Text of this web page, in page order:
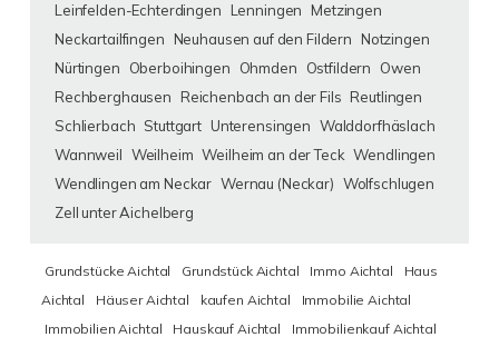
Leinfelden-Echterdingen
Lenningen
Metzingen
Neckartailfingen
Neuhausen auf den Fildern
Notzingen
Nürtingen
Oberboihingen Ohmden Ostfildern
Owen
Rechberghausen
Reichenbach an der Fils Reutlingen
Schlierbach Stuttgart Unterensingen Walddorfhäslach
Wannweil Weilheim Weilheim an der Teck Wendlingen
Wendlingen am Neckar Wernau (Neckar) Wolfschlugen
Zell unter Aichelberg
Grundstücke Aichtal Grundstück Aichtal Immo Aichtal
Haus
Aichtal
Häuser Aichtal kaufen Aichtal
Immobilie Aichtal
Immobilien Aichtal
Hauskauf Aichtal
Immobilienkauf Aichtal